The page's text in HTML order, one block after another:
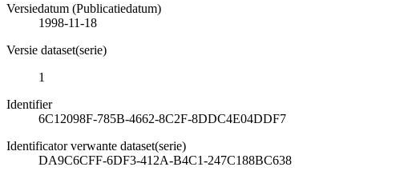
Versiedatum (Publicatiedatum)
1998-11-18
Versie dataset(serie)
1
Identifier
6C12098F-785B-4662-8C2F-8DDC4E04DDF7
Identificator verwante dataset(serie)
DA9C6CFF-6DF3-412A-B4C1-247C188BC638